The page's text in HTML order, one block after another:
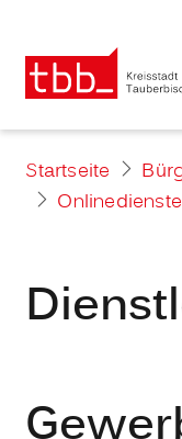
Startseite
Onlinedienste